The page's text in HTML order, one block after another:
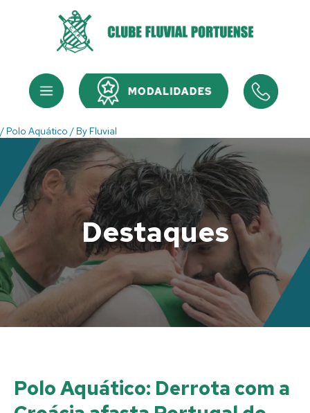
Menu Menu
/ Polo Aquático / By Fluvial
Destaques
Polo Aquático: Derrota com a